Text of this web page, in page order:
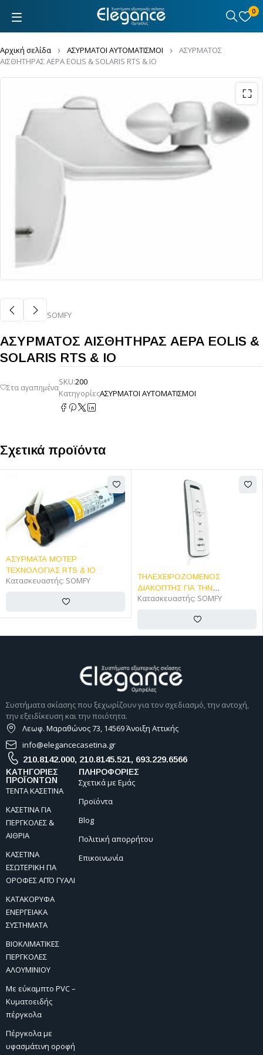
0
Αρχική σελίδα ΑΣΥΡΜΑΤΟΙ ΑΥΤΟΜΑΤΙΣΜΟΙ
ΑΣΥΡΜΑΤΟΣ
ΑΙΣΘΗΤΗΡΑΣ ΑΕΡΑ EOLIS & SOLARIS RTS & IO
SOMFY
ΑΣΥΡΜΑΤΟΣ ΑΙΣΘΗΤΗΡΑΣ ΑΕΡΑ EOLIS &
SOLARIS RTS & IO
SKU:200
ΚατηγορίεςΑΣΥΡΜΑΤΟΙ ΑΥΤΟΜΑΤΙΣΜΟΙ
Σχετικά προϊόντα
ΜΟΤΕΡ
RTS & IO
SOMFY
ΤΗΛΕΧΕΙΡΟΖΟΜΕΝΟΣ
ΔΙΑΚΟΠΤΗΣ ΓΙΑ ΤΗΝ
ΛΕΙΤΟΥΡΓΙΑ ΤΗΣ ΤΕΝΤΑΣ -
Κατασκευαστής:SOMFY
Συστήματα σκίασης που ξεχωρίζουν για τον σχεδιασμό, την αντοχή,
την εξειδίκευση και την ποιότητα.
ΚΑΤΗΓΟΡΙΕΣ
ΠΡΟΪΟΝΤΩΝ
ΤΕΝΤΑ ΚΑΣΕΤΙΝΑ
ΚΑΣΕΤΙΝΑ ΓΙΑ
ΠΕΡΓΚΟΛΕΣ &
ΑΙΘΡΙΑ
ΚΑΣΕΤΙΝΑ
ΕΣΩΤΕΡΙΚΗ ΓΙΑ
ΟΡΟΦΕΣ ΑΠΌ ΓΥΑΛΙ
ΚΑΤΑΚΟΡΥΦΑ
ΕΝΕΡΓΕΙΑΚΑ
ΣΥΣΤΗΜΑΤΑ
ΒΙΟΚΛΙΜΑΤΙΚΕΣ
ΠΕΡΓΚΟΛΕΣ
ΑΛΟΥΜΙΝΙΟΥ
Με εύκαμπτο PVC –
Κυματοειδής
πέργκολα
Πέργκολα με
υφασμάτινη οροφή
ΠΛΗΡΟΦΟΡΙΕΣ
Σχετικά με Εμάς
Προϊόντα
Blog
Πολιτική απορρήτου
Επικοινωνία
Λεωφ. Μαραθώνος 73, 14569 Άνοιξη Αττικής
info@elegancecasetina.gr
210.8142.000, 210.8145.521, 693.229.6566